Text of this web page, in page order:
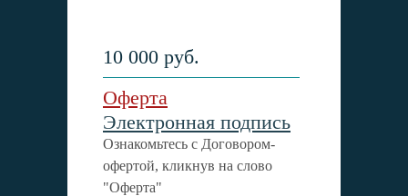
10 000 руб.
Оферта
Электронная подпись
Ознакомьтесь с Договором-
офертой, кликнув на слово
"Оферта"